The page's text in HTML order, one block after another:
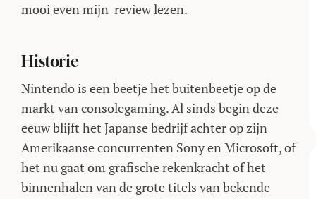
mooi even mijn review lezen.
Historie
Nintendo is een beetje het buitenbeetje op de
markt van consolegaming. Al sinds begin deze
eeuw blijft het Japanse bedrijf achter op zijn
Amerikaanse concurrenten Sony en Microsoft, of
het nu gaat om grafische rekenkracht of het
binnenhalen van de grote titels van bekende